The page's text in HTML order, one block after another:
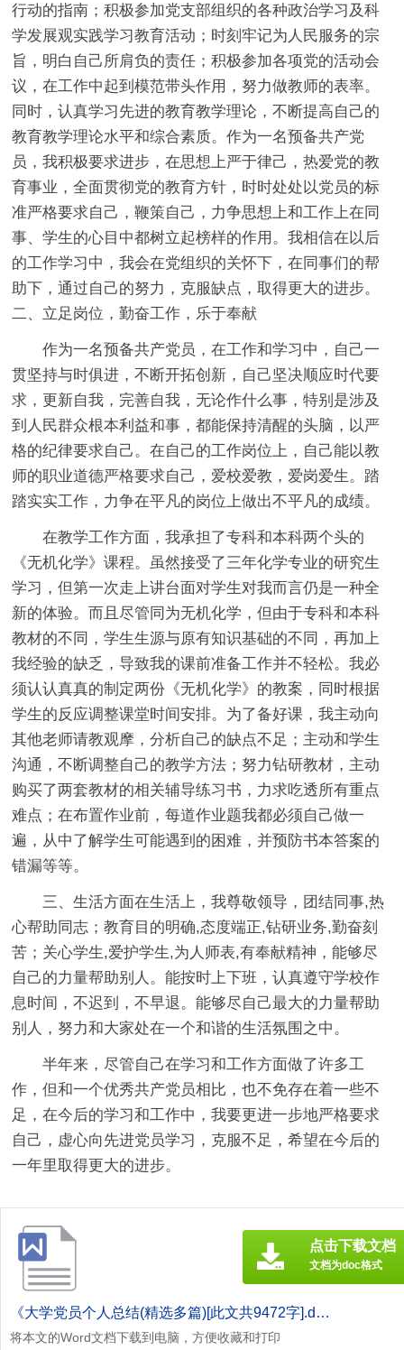
行动的指南；积极参加党支部组织的各种政治学习及科
学发展观实践学习教育活动；时刻牢记为人民服务的宗
旨，明白自己所肩负的责任；积极参加各项党的活动会
议，在工作中起到模范带头作用，努力做教师的表率。
同时，认真学习先进的教育教学理论，不断提高自己的
教育教学理论水平和综合素质。作为一名预备共产党
员，我积极要求进步，在思想上严于律己，热爱党的教
育事业，全面贯彻党的教育方针，时时处处以党员的标
准严格要求自己，鞭策自己，力争思想上和工作上在同
事、学生的心目中都树立起榜样的作用。我相信在以后
的工作学习中，我会在党组织的关怀下，在同事们的帮
助下，通过自己的努力，克服缺点，取得更大的进步。
二、立足岗位，勤奋工作，乐于奉献
作为一名预备共产党员，在工作和学习中，自己一
贯坚持与时俱进，不断开拓创新，自己坚决顺应时代要
求，更新自我，完善自我，无论作什么事，特别是涉及
到人民群众根本利益和事，都能保持清醒的头脑，以严
格的纪律要求自己。在自己的工作岗位上，自己能以教
师的职业道德严格要求自己，爱校爱教，爱岗爱生。踏
踏实实工作，力争在平凡的岗位上做出不平凡的成绩。
在教学工作方面，我承担了专科和本科两个头的
《无机化学》课程。虽然接受了三年化学专业的研究生
学习，但第一次走上讲台面对学生对我而言仍是一种全
新的体验。而且尽管同为无机化学，但由于专科和本科
教材的不同，学生生源与原有知识基础的不同，再加上
我经验的缺乏，导致我的课前准备工作并不轻松。我必
须认认真真的制定两份《无机化学》的教案，同时根据
学生的反应调整课堂时间安排。为了备好课，我主动向
其他老师请教观摩，分析自己的缺点不足；主动和学生
沟通，不断调整自己的教学方法；努力钻研教材，主动
购买了两套教材的相关辅导练习书，力求吃透所有重点
难点；在布置作业前，每道作业题我都必须自己做一
遍，从中了解学生可能遇到的困难，并预防书本答案的
错漏等等。
三、生活方面在生活上，我尊敬领导，团结同事,热
心帮助同志；教育目的明确,态度端正,钻研业务,勤奋刻
苦；关心学生,爱护学生,为人师表,有奉献精神，能够尽
自己的力量帮助别人。能按时上下班，认真遵守学校作
息时间，不迟到，不早退。能够尽自己最大的力量帮助
别人，努力和大家处在一个和谐的生活氛围之中。
半年来，尽管自己在学习和工作方面做了许多工
作，但和一个优秀共产党员相比，也不免存在着一些不
足，在今后的学习和工作中，我要更进一步地严格要求
自己，虚心向先进党员学习，克服不足，希望在今后的
一年里取得更大的进步。
《大学党员个人总结(精选多篇)[此文共9472字].doc》
将本文的Word文档下载到电脑，方便收藏和打印
点击下载文档
文档为doc格式